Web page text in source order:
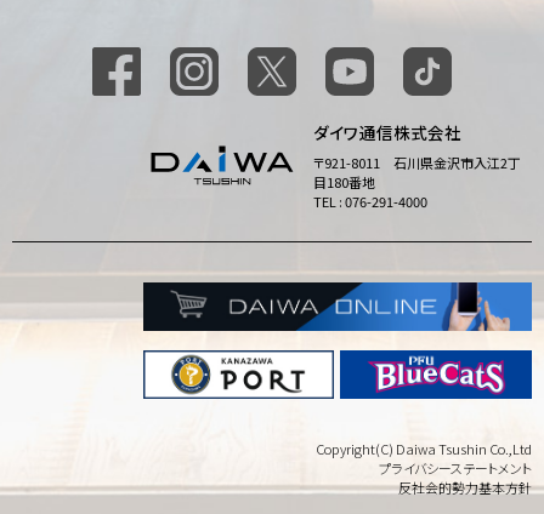
ダイワ通信株式会社
〒921-8011 石川県金沢市入江2丁
目180番地
TEL : 076-291-4000
Copyright(C) Daiwa Tsushin Co.,Ltd
プライバシーステートメント
反社会的勢力基本方針